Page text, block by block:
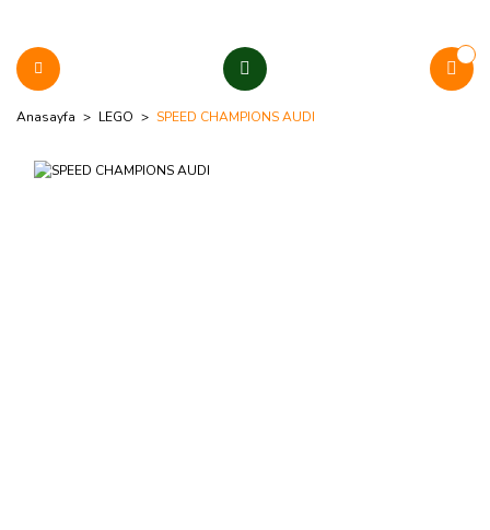
Anasayfa LEGO SPEED CHAMPIONS AUDI